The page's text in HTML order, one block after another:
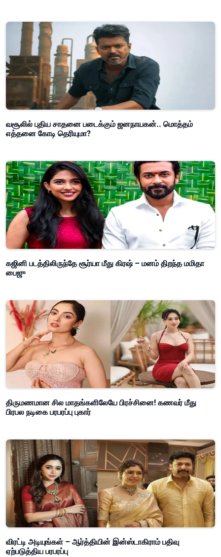
வசூலில் புதிய சாதனை படைக்கும் ஜனநாயகன்.. மொத்தம்
எத்தனை கோடி தெரியுமா?
கஜினி படத்திலிருந்தே சூர்யா மீது கிரஷ் – மனம் திறந்த மமிதா
பைஜு
திருமணமான சில மாதங்களிலேயே பிரச்சினை! கணவர் மீது
பிரபல நடிகை பரபரப்பு புகார்
விரட்டி அடியுங்கள் – ஆர்த்தியின் இன்ஸ்டாகிராம் பதிவு
ஏற்படுத்திய பரபரப்பு